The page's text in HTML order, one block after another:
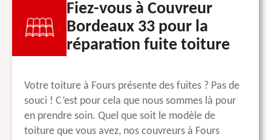
Fiez-vous à Couvreur
Bordeaux 33 pour la
réparation fuite toiture
Votre toiture à Fours présente des fuites ? Pas de
souci ! C’est pour cela que nous sommes là pour
en prendre soin. Quel que soit le modèle de
toiture que vous avez, nos couvreurs à Fours